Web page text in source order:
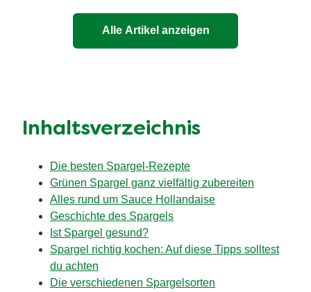
Alle Artikel anzeigen
Inhaltsverzeichnis
Die besten Spargel-Rezepte
Grünen Spargel ganz vielfältig zubereiten
Alles rund um Sauce Hollandaise
Geschichte des Spargels
Ist Spargel gesund?
Spargel richtig kochen: Auf diese Tipps solltest
du achten
Die verschiedenen Spargelsorten